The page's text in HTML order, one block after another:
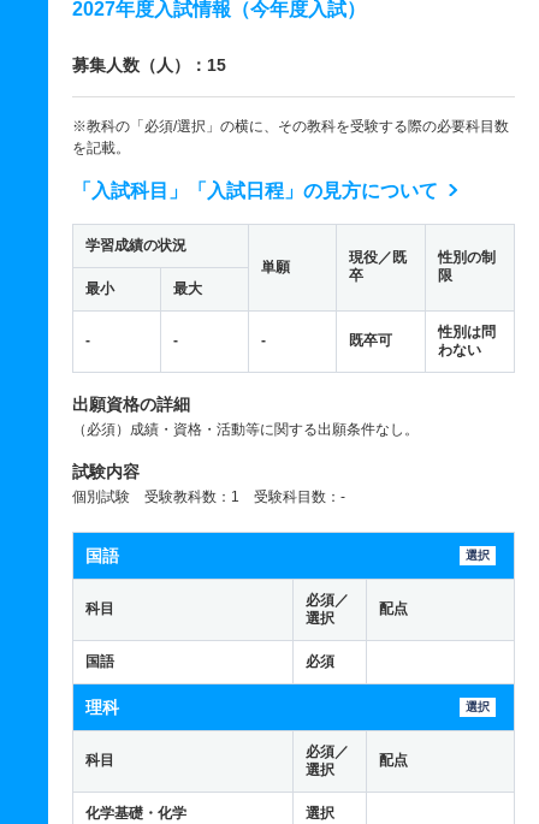
2027年度入試情報（今年度入試）
募集人数（人）：15
※教科の「必須/選択」の横に、その教科を受験する際の必要科目数
を記載。
「入試科目」「入試日程」の見方について
学習成績の状況
単願
現役／既
卒
性別の制
限
最小 最大
- - - 既卒可
性別は問
わない
出願資格の詳細
（必須）成績・資格・活動等に関する出願条件なし。
試験内容
個別試験 受験教科数：1 受験科目数：-
国語 選択
科目
必須／
選択
配点
国語 必須
理科 選択
科目
必須／
選択
配点
化学基礎・化学 選択